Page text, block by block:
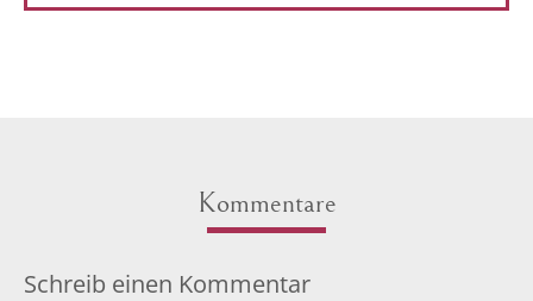
Kommentare
Schreib einen Kommentar